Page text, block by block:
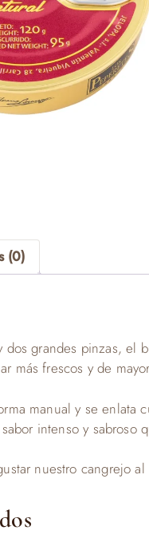
(0)
grandes pinzas, el
más frescos y de
manual y se enlata
intenso y sabroso
nuestro cangrejo